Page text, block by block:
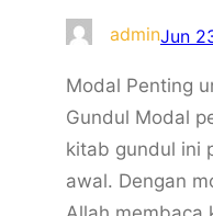
adminJun
Modal Penting
Gundul Modal
kitab gundul ini
awal. Dengan